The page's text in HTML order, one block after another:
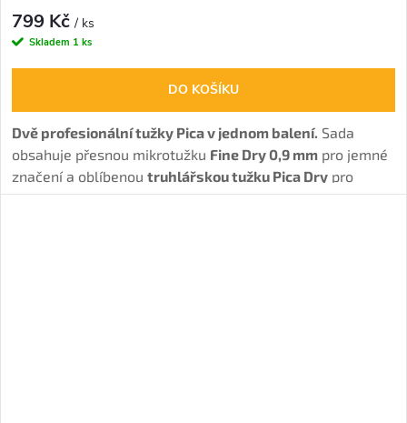
799 Kč/ ks
Skladem 1 ks
DO KOŠÍKU
Dvě profesionální tužky Pica v jednom balení. Sada
obsahuje přesnou mikrotužku Fine Dry 0,9 mm pro jemné
značení a oblíbenou truhlářskou tužku Pica Dry pro
univerzální použití na stavbě, v dílně i při montážích.